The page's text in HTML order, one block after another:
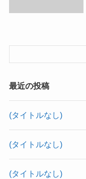
最近の投稿
(タイトルなし)
(タイトルなし)
(タイトルなし)